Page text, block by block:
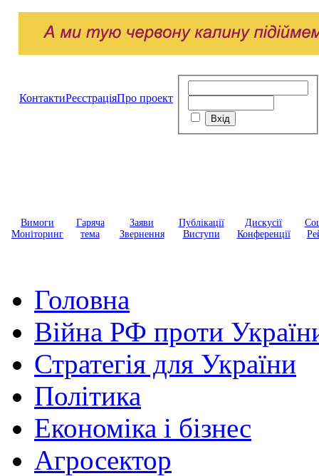
КонтактиРеєстраціяПро проект
Вимоги
Моніторинг
Гаряча
тема
Заяви
Звернення
Публікації
Виступи
Дискусії
Конференції
Головна
Війна РФ проти
Стратегія для України
Політика
Економіка і бізнес
Агросектор